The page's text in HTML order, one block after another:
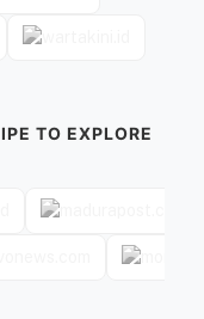
TO EXPLORE